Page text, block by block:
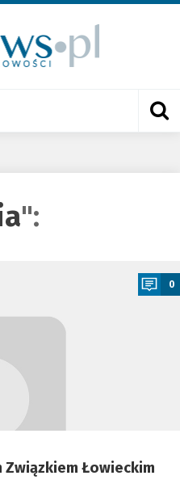
":
0
Związkiem Łowieckim